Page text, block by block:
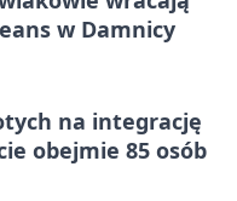
w Damnicy
na integrację
obejmie 85 osób